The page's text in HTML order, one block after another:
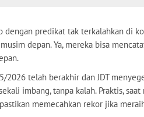
dengan predikat tak terkalahkan di
depan. Ya, mereka bisa
2026 telah berakhir dan JDT
imbang, tanpa kalah. Praktis,
memecahkan rekor jika